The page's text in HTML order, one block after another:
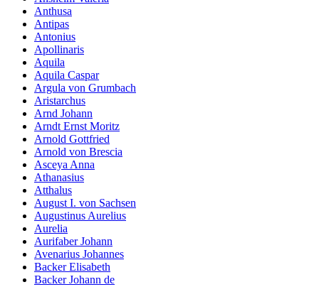
Anthusa
Antipas
Antonius
Apollinaris
Aquila
Aquila Caspar
Argula von Grumbach
Aristarchus
Arnd Johann
Arndt Ernst Moritz
Arnold Gottfried
Arnold von Brescia
Asceya Anna
Athanasius
Atthalus
August I. von Sachsen
Augustinus Aurelius
Aurelia
Aurifaber Johann
Avenarius Johannes
Backer Elisabeth
Backer Johann de